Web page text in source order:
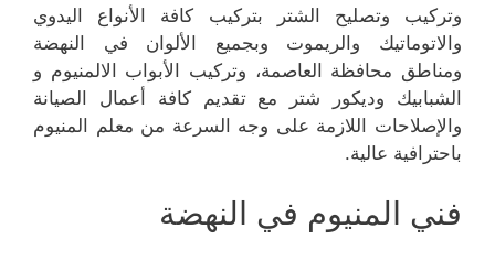
وتركيب وتصليح الشتر بتركيب كافة الأنواع اليدوي
والاتوماتيك والريموت وبجميع الألوان في النهضة
ومناطق محافظة العاصمة، وتركيب الأبواب الالمنيوم و
الشبابيك وديكور شتر مع تقديم كافة أعمال الصيانة
والإصلاحات اللازمة على وجه السرعة من معلم المنيوم
باحترافية عالية.
فني المنيوم في النهضة